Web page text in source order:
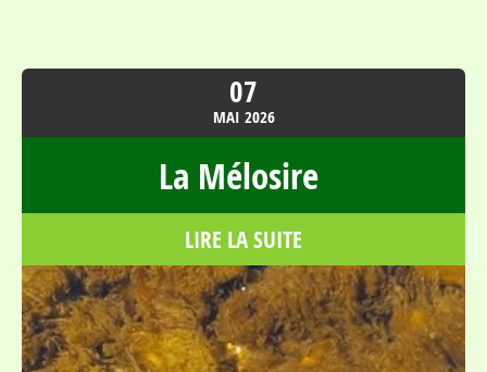
07
MAI 2026
La Mélosire
LIRE LA SUITE